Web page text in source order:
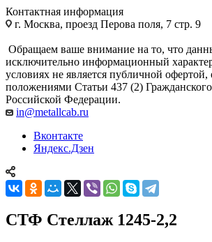
Контактная информация
г. Москва, проезд Перова поля, 7 стр. 9
Обращаем ваше внимание на то, что
исключительно информационный
условиях не является публичной офертой,
положениями Статьи 437 (2) Гражданского
Российской Федерации.
in@metallcab.ru
Вконтакте
Яндекс.Дзен
СТФ Стеллаж 1245-2,2